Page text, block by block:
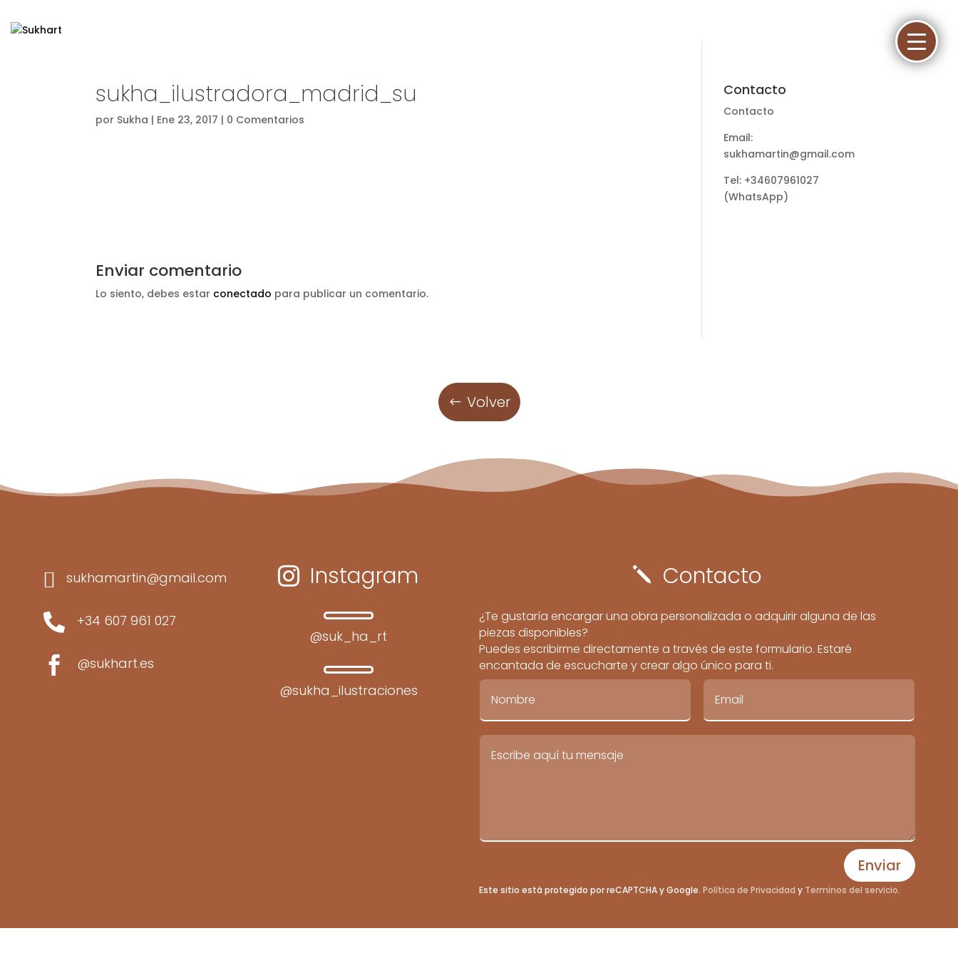
sukha_ilustradora_madrid_su
por Sukha | Ene 23, 2017 | 0 Comentarios
Enviar comentario
Lo siento, debes estar conectado para publicar un comentario.
Contacto
Contacto
Email:
sukhamartin@gmail.com
Tel: +34607961027
(WhatsApp)
Volver
 sukhamartin@gmail.com
 +34 607 961 027
 @sukhart.es
 Instagram
@suk_ha_rt
@sukha_ilustraciones
j Contacto
¿Te gustaría encargar una obra personalizada o adquirir alguna de las
piezas disponibles?
Puedes escribirme directamente a través de este formulario. Estaré
encantada de escucharte y crear algo único para ti.
Enviar
Este sitio está protegido por reCAPTCHA y Google. Política de Privacidad yTerminos del servicio.